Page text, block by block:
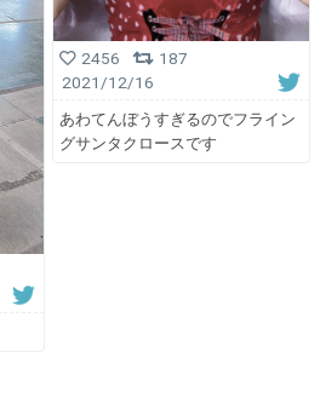
2456
187
2021/12/16
あわてんぼうすぎるのでフライン
グサンタクロースです